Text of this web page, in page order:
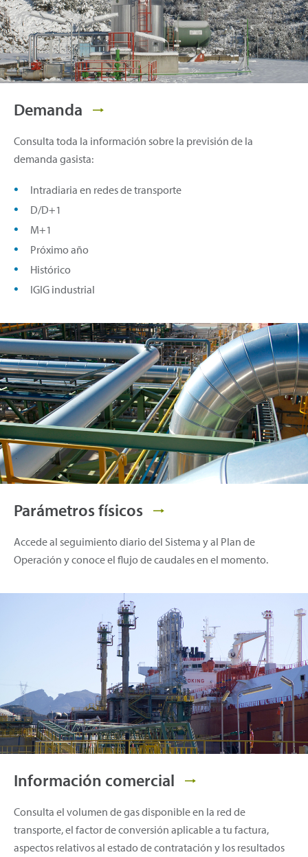
Demanda
Consulta toda la información sobre la previsión de la
demanda gasista:
Intradiaria en redes de transporte
D/D+1
M+1
Próximo año
Histórico
IGIG industrial
Parámetros físicos
Accede al seguimiento diario del Sistema y al Plan de
Operación y conoce el flujo de caudales en el momento.
Información comercial
Consulta el volumen de gas disponible en la red de
transporte, el factor de conversión aplicable a tu factura,
aspectos relativos al estado de contratación y los resultados